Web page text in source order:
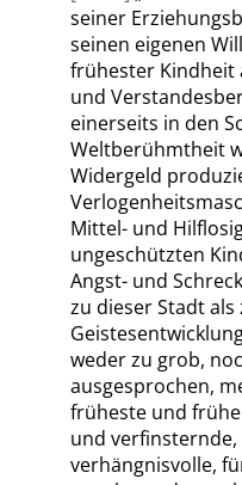
seiner
seinen eigenen
frühester Kindheit
und
einerseits in den
Weltberühmtheit
Widergeld
Mittel- und
ungeschützten
Angst- und
zu dieser Stadt
weder zu grob,
ausgesprochen,
früheste und
und verfinsternde,
verhängnisvolle,